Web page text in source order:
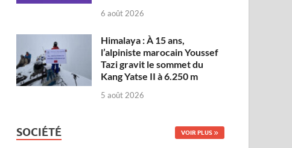
6 août 2026
Himalaya : À 15 ans,
l’alpiniste marocain Youssef
Tazi gravit le sommet du
Kang Yatse II à 6.250 m
5 août 2026
SOCIÉTÉ VOIR PLUS